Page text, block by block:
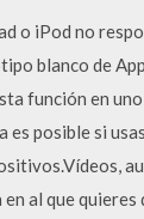
o iPod no
blanco de
función en
es posible si
al que quieres